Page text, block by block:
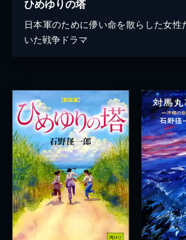
ひめゆりの塔
日本軍のために儚い命を散らした女性
いた戦争ドラマ